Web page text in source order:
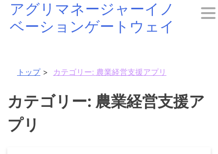
Skipアグリマネージャーイノ
ベーションゲートウェイ
トップ カテゴリー: 農業経営支援アプリ
カテゴリー: 農業経営支援ア
プリ